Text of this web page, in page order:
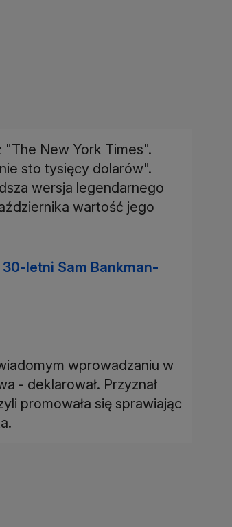
"The New York Times".
sto tysięcy dolarów".
wersja legendarnego
wartość jego
letni Sam Bankman-
wprowadzaniu w
- deklarował. Przyznał
promowała się sprawiając